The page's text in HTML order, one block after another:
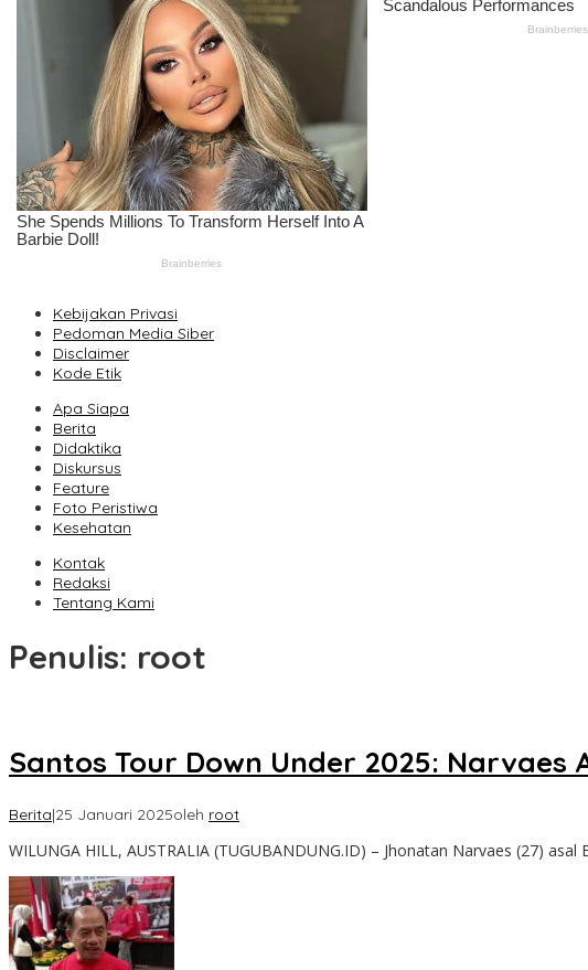
Kebijakan Privasi
Pedoman Media Siber
Disclaimer
Kode Etik
Apa Siapa
Berita
Didaktika
Diskursus
Feature
Foto Peristiwa
Kesehatan
Kontak
Redaksi
Tentang Kami
Penulis: root
Santos Tour Down Under 2025:
Berita|25 Januari 2025oleh root
WILUNGA HILL, AUSTRALIA (TUGUBANDUNG.ID) – Jhonatan Narvaes (27) asal